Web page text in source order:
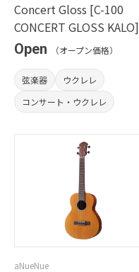
Concert Gloss [C-100
CONCERT GLOSS KALO]
Open
（オープン価格）
弦楽器
ウクレレ
コンサート・ウクレレ
aNueNue